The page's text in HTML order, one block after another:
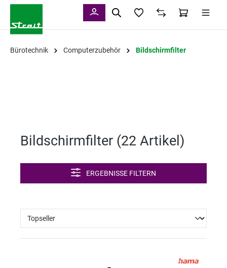
Bürotechnik Computerzubehör Bildschirmfilter
Bildschirmfilter (22 Artikel )
ERGEBNISSE FILTERN